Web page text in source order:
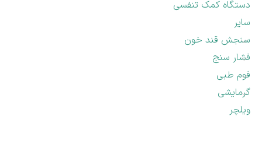
دستگاه کمک تنفسی
سایر
سنجش قند خون
فشار سنج
فوم طبی
گرمایشی
ویلچر